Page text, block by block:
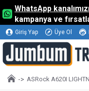
WhatsApp
kampanya ve
Giriş Yap Üye Ol
ASRock A620I